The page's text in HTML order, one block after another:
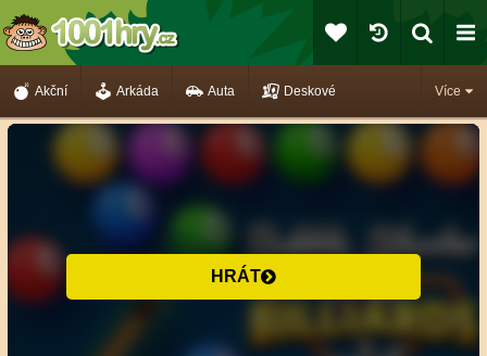
Více
Akční Arkáda Auta Deskové
HRÁT